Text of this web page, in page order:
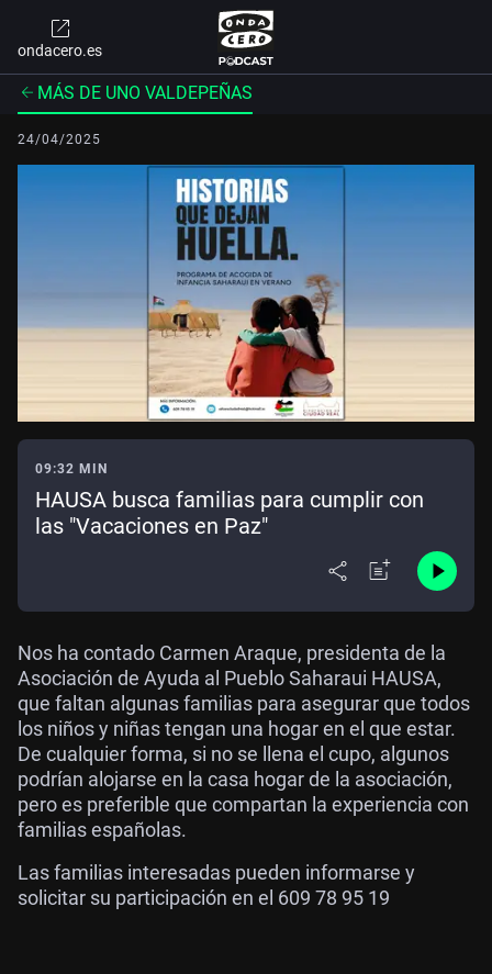
ondacero.es
MÁS DE UNO VALDEPEÑAS
24/04/2025
09:32 MIN
HAUSA busca familias para cumplir con
las "Vacaciones en Paz"
Nos ha contado Carmen Araque, presidenta de la
Asociación de Ayuda al Pueblo Saharaui HAUSA,
que faltan algunas familias para asegurar que todos
los niños y niñas tengan una hogar en el que estar.
De cualquier forma, si no se llena el cupo, algunos
podrían alojarse en la casa hogar de la asociación,
pero es preferible que compartan la experiencia con
familias españolas.
Las familias interesadas pueden informarse y
solicitar su participación en el 609 78 95 19